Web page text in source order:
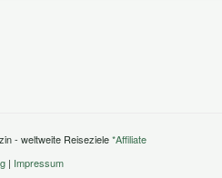
- weltweite Reiseziele*Affiliate
| Impressum